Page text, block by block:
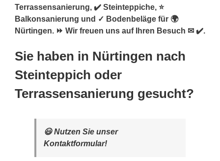
Terrassensanierung, ✔️ Steinteppiche, ⭐
Balkonsanierung und ✓ Bodenbeläge für 🌍
Nürtingen. ⏩ Wir freuen uns auf Ihren Besuch ✉ ✔️.
Sie haben in Nürtingen nach
Steinteppich oder
Terrassensanierung gesucht?
😃 Nutzen Sie unser
Kontaktformular!